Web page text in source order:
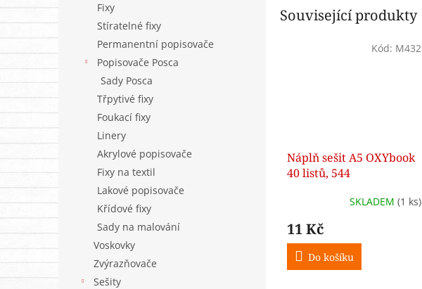
Fixy
Stíratelné fixy
Permanentní popisovače
Popisovače Posca
Sady Posca
Třpytivé fixy
Foukací fixy
Linery
Akrylové popisovače
Fixy na textil
Lakové popisovače
Křídové fixy
Sady na malování
Voskovky
Zvýrazňovače
Sešity
Související produkty
Náplň sešit A5 OXYbook
40 listů, 544
SKLADEM (1 ks)
11 Kč
Do košíku
Kód: M432